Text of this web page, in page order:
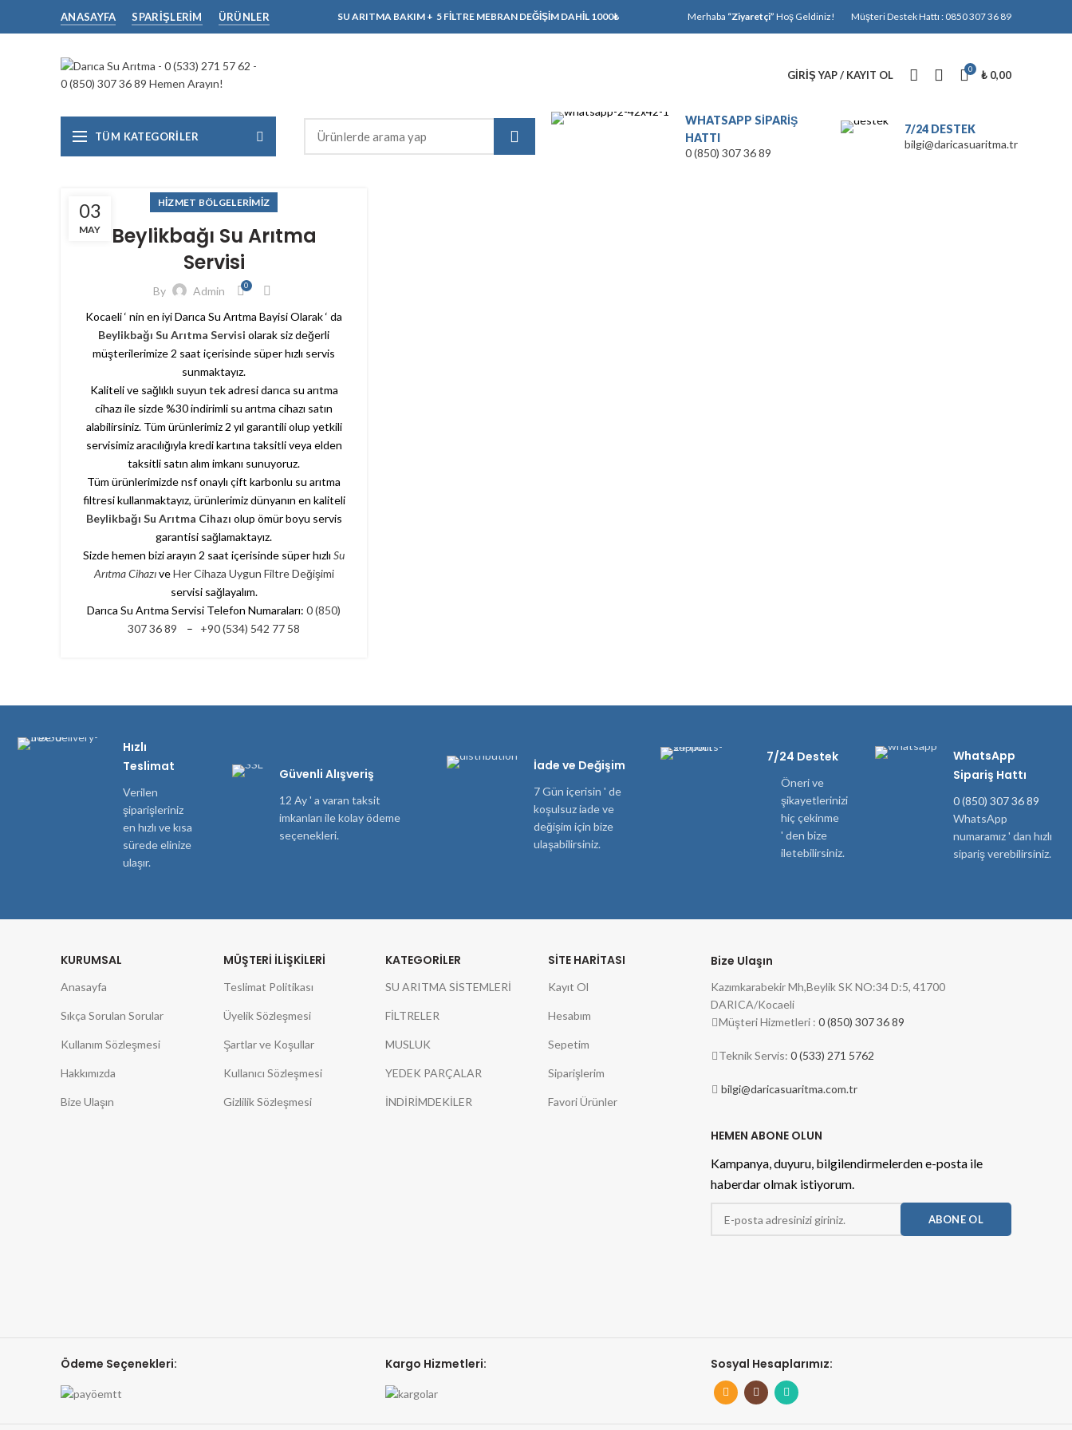
ANASAYFA SPARIŞLERIM ÜRÜNLER SU ARITMA BAKIM + 5 FİLTRE MEBRAN DEĞİŞİM DAHİL 1000₺ Merhaba “Ziyaretçi” Hoş Geldiniz! Müşteri Destek Hattı : 0850 307 36 89
GIRIŞ YAP / KAYIT OL 0 ₺ 0,00
TÜM KATEGORILER
WHATSAPP SİPARİŞ
HATTI
0 (850) 307 36 89
7/24 DESTEK
bilgi@daricasuaritma.tr
03
MAY
HİZMET BÖLGELERİMİZ
Beylikbağı Su Arıtma
Servisi
By Admin 0
Kocaeli ‘ nin en iyi Darıca Su Arıtma Bayisi Olarak ‘ da
Beylikbağı Su Arıtma Servisi olarak siz değerli
müşterilerimize 2 saat içerisinde süper hızlı servis
sunmaktayız.
Kaliteli ve sağlıklı suyun tek adresi darıca su arıtma
cihazı ile sizde %30 indirimli su arıtma cihazı satın
alabilirsiniz. Tüm ürünlerimiz 2 yıl garantili olup yetkili
servisimiz aracılığıyla kredi kartına taksitli veya elden
taksitli satın alım imkanı sunuyoruz.
Tüm ürünlerimizde nsf onaylı çift karbonlu su arıtma
filtresi kullanmaktayız, ürünlerimiz dünyanın en kaliteli
Beylikbağı Su Arıtma Cihazı olup ömür boyu servis
garantisi sağlamaktayız.
Sizde hemen bizi arayın 2 saat içerisinde süper hızlı Su
Arıtma CihazıveHer Cihaza Uygun Filtre Değişimi
servisi sağlayalım.
Darıca Su Arıtma Servisi Telefon Numaraları: 0 (850)
307 36 89 – +90 (534) 542 77 58
Hızlı
Teslimat
Verilen
şiparişleriniz
en hızlı ve kısa
sürede elinize
ulaşır.
Güvenli Alışveriş
12 Ay ' a varan taksit
imkanları ile kolay ödeme
seçenekleri.
İade ve Değişim
7 Gün içerisin ' de
koşulsuz iade ve
değişim için bize
ulaşabilirsiniz.
7/24 Destek
Öneri ve
şikayetlerinizi
hiç çekinme
' den bize
iletebilirsiniz.
WhatsApp
Sipariş Hattı
0 (850) 307 36 89
WhatsApp
numaramız ' dan hızlı
sipariş verebilirsiniz.
KURUMSAL
Anasayfa
Sıkça Sorulan Sorular
Kullanım Sözleşmesi
Hakkımızda
Bize Ulaşın
MÜŞTERI İLIŞKILERI
Teslimat Politikası
Üyelik Sözleşmesi
Şartlar ve Koşullar
Kullanıcı Sözleşmesi
Gizlilik Sözleşmesi
KATEGORILER
SU ARITMA SİSTEMLERİ
FİLTRELER
MUSLUK
YEDEK PARÇALAR
İNDİRİMDEKİLER
SITE HARITASI
Kayıt Ol
Hesabım
Sepetim
Siparişlerim
Favori Ürünler
Bize Ulaşın
Kazımkarabekir Mh,Beylik SK NO:34 D:5, 41700
DARICA/Kocaeli
Müşteri Hizmetleri : 0 (850) 307 36 89
Teknik Servis: 0 (533) 271 5762
bilgi@daricasuaritma.com.tr
HEMEN ABONE OLUN
Kampanya, duyuru, bilgilendirmelerden e-posta ile
haberdar olmak istiyorum.
Ödeme Seçenekleri: Kargo Hizmetleri: Sosyal Hesaplarımız: